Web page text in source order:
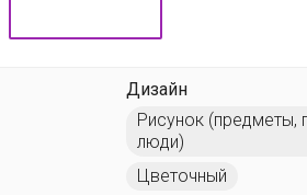
Дизайн
Рисунок (предметы,
люди)
Цветочный